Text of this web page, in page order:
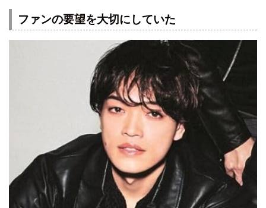
ファンの要望を大切にしていた